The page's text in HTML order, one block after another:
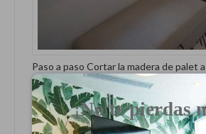
Paso a paso Cortar la madera de palet
mesa Une todas las maderas con unos
parte de atrás Pinta la estructura del
negra mate Coloca la madera de arriba
las cajas organizadora Medir las partes
¡No te pierdas